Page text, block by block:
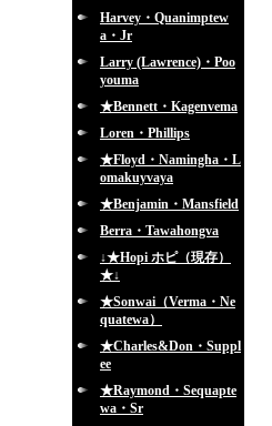
Harvey・Quanimptew
a・Jr
Larry (Lawrence)・Poo
youma
★Bennett・Kagenvema
Loren・Phillips
★Floyd・Namingha・L
omakuyvaya
★Benjamin・Mansfield
Berra・Tawahongva
↓★Hopi ホピ（現存）
★↓
★Sonwai（Verma・Ne
quatewa）
★Charles&Don・Suppl
ee
★Raymond・Sequapte
wa・Sr